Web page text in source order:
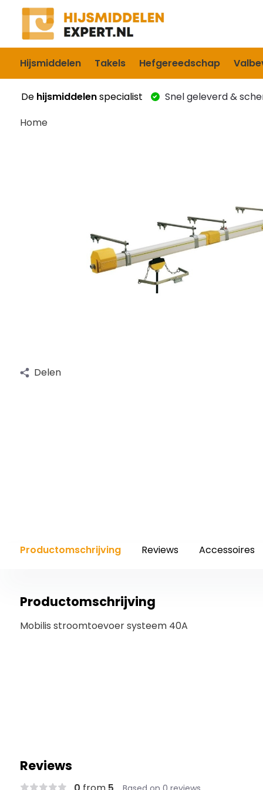
Hijsmiddelen Takels Hefgereedschap
De hijsmiddelenspecialist Snel geleverd &
Home
Delen
Productomschrijving Reviews Accessoires
Productomschrijving
Mobilis stroomtoevoer systeem 40A
Reviews